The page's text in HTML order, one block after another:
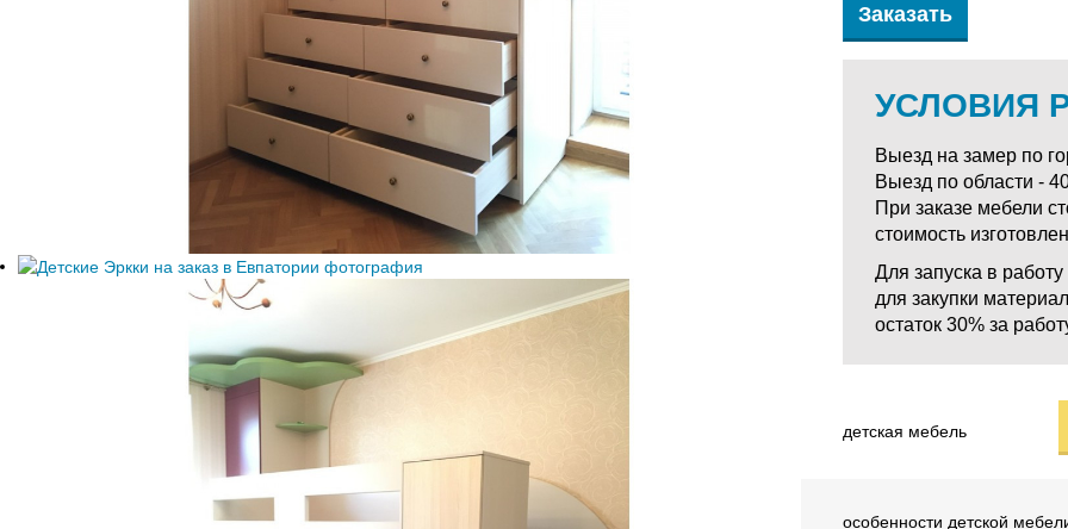
Заказать
УСЛОВИЯ
Выезд на замер по
Выезд по области -
При заказе мебели
стоимость
Для запуска в
для закупки
остаток 30% за
детская мебель
особенности детской